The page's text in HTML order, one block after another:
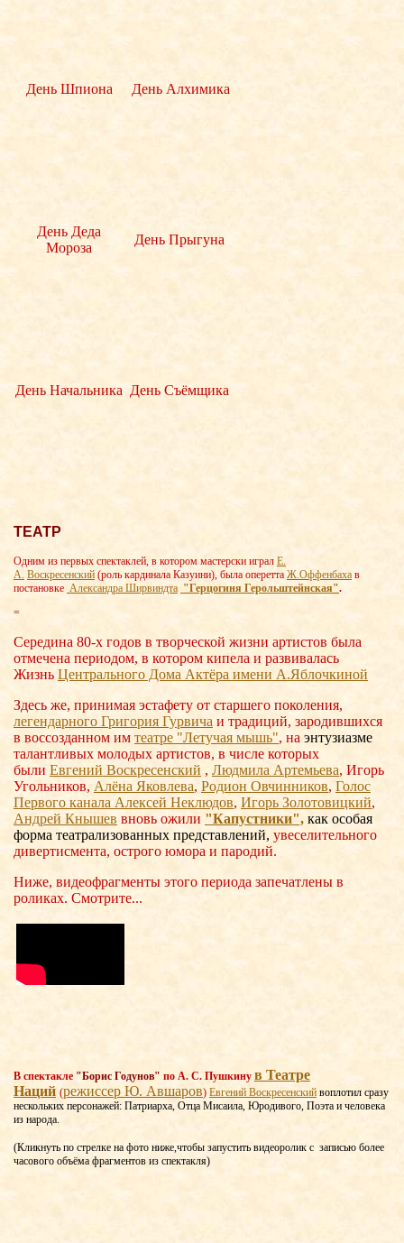
День Шпиона День Алхимика
День Деда
Мороза
День Прыгуна
День Начальника День Съёмщика
ТЕАТР
Одним из первых спектаклей, в котором мастерски играл Е.
А. Воскресенский (роль кардинала Казуини), была оперетта Ж.Оффенбаха в
постановке Александра Ширвиндта "Герцогиня Герольштейнская".
=
Середина 80-х годов в творческой жизни артистов была
отмечена периодом, в котором кипела и развивалась
Жизнь Центрального Дома Актёра имени А.Яблочкиной
Здесь же, принимая эстафету от старшего поколения,
легендарного Григория Гурвича и традиций, зародившихся
в воссозданном им театре "Летучая мышь", на энтузиазме
талантливых молодых артистов, в числе которых
были Евгений Воскресенский , Людмила Артемьева, Игорь
Угольников, Алёна Яковлева, Родион Овчинников, Голос
Первого канала Алексей Неклюдов, Игорь Золотовицкий,
Андрей Кнышев вновь ожили "Капустники", как особая
форма театрализованных представлений, увеселительного
дивертисмента, острого юмора и пародий.
Ниже, видеофрагменты этого периода запечатлены в
роликах. Смотрите...
В спектакле "Борис Годунов" по А. С. Пушкину в Театре
Наций (режиссер Ю. Авшаров) Евгений Воскресенский воплотил сразу
нескольких персонажей: Патриарха, Отца Мисаила, Юродивого, Поэта и человека
из народа.
(Кликнуть по стрелке на фото ниже,чтобы запустить видеоролик с записью более
часового объёма фрагментов из спектакля)